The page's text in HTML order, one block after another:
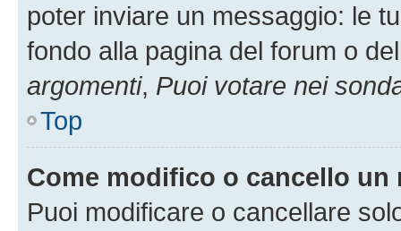
poter inviare un messaggio: le
fondo alla pagina del forum o
argomenti, Puoi votare nei
Top
Come modifico o cancello un
Puoi modificare o cancellare